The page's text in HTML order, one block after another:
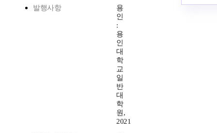
발행사항
용
인
:
용
인
대
학
교
일
반
대
학
원,
2021